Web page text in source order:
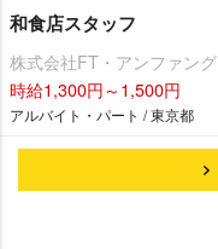
和食店スタッフ
株式会社FT・アンファング
時給1,300円～1,500円
アルバイト・パート / 東京都